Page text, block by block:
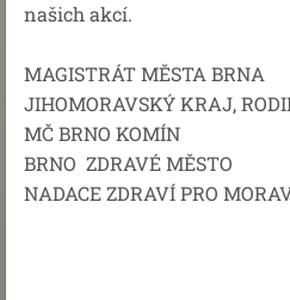
našich akcí.
MAGISTRÁT MĚSTA BRNA
JIHOMORAVSKÝ KRAJ,
MČ BRNO KOMÍN
BRNO ZDRAVÉ MĚSTO
NADACE ZDRAVÍ PRO